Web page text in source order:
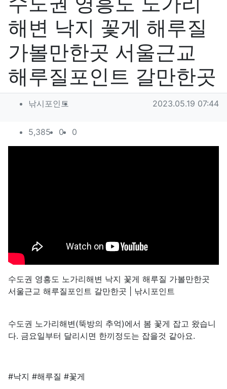
해변 낙지 꽃게 해루질
가볼만한곳 서울근교
해루질포인트 갈만한곳
작성자 정보
낚시포인트 작성일
2023.05.19 07:44
컨텐츠 정보
5,385조회
0추천
0
수도권 영흥도 노가리해변 낙지 꽃게 해루질 가볼만한곳
서울근교 해루질포인트 갈만한곳 | 낚시포인트
수도권 노가리해변(뚝방의 추억)에서 봄 꽃게 잡고 왔습니
다. 금요일부터 달리시면 한끼정도는 잡을것 같아요.
#낙지 #해루질 #꽃게